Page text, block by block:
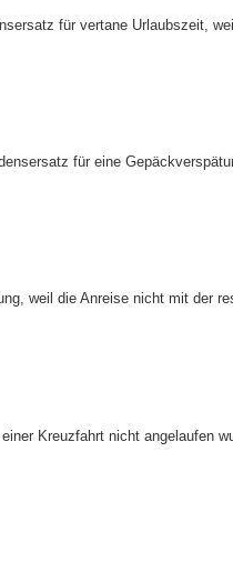
für vertane Urlaubszeit,
für eine
weil die Anreise nicht mit der
Kreuzfahrt nicht angelaufen